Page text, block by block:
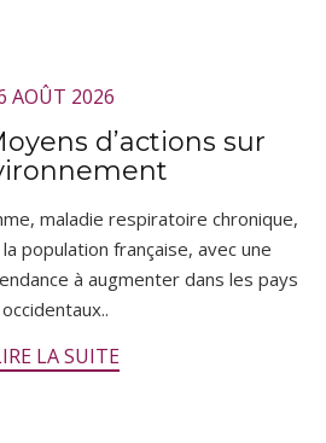
AOÛT 2026
d’actions sur
maladie respiratoire chronique,
population française, avec une
à augmenter dans les pays
occidentaux..
LA SUITE